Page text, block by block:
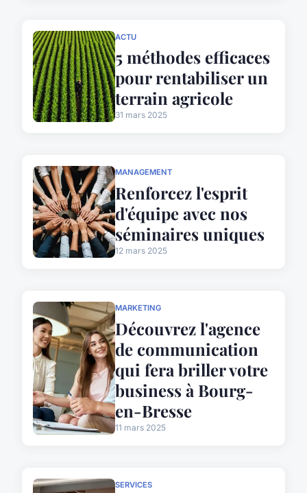
ACTU
5 méthodes efficaces
pour rentabiliser un
terrain agricole
31 mars 2025
MANAGEMENT
Renforcez l'esprit
d'équipe avec nos
séminaires uniques
12 mars 2025
MARKETING
Découvrez l'agence
de communication
qui fera briller votre
business à Bourg-
en-Bresse
11 mars 2025
SERVICES